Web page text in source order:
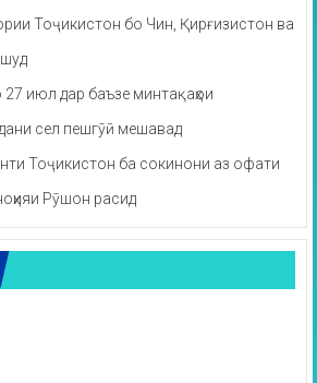
Тоҷикистон бо Чин, Қирғизистон ва
июл дар баъзе минтақаҳои
сел пешгӯӣ мешавад
Тоҷикистон ба сокинони аз офати
Рӯшон расид